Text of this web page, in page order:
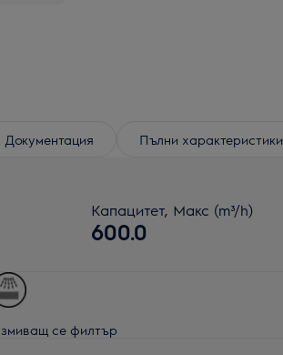
Документация Пълни характеристики
Капацитет, Макс (m³/h)
600.0
се филтър